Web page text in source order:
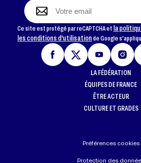
Ce site est protégé par reCAPTCHA et la
les conditions d'utilisationde Google
LA FÉDÉRATION
ÉQUIPES DE FRANCE
ÊTRE ACTEUR
CULTURE ET GRADES
Préférences cookies
Protection des